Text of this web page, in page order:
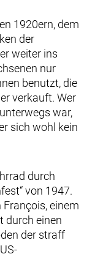
1920ern, dem
der
weiter ins
nur
benutzt, die
verkauft. Wer
war,
sich wohl kein
durch
von 1947.
einem
durch einen
der straff